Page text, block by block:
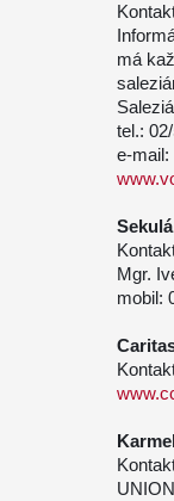
má
tel.:
e-
Mgr.
mobil: